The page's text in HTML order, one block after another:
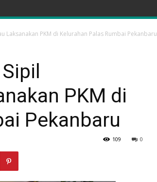
Laksanakan PKM di Kelurahan Palas Rumbai Pekanbaru
PKM di
Pekanbaru
0
109